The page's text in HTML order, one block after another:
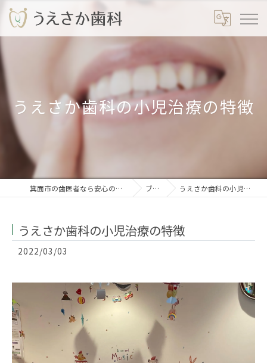
うえさか歯科の小児治療の特徴
箕面市の歯医者なら安心のうえさか歯科 ブログ うえさか歯科の小児治療の特徴
うえさか歯科の小児治療の特徴
2022/03/03